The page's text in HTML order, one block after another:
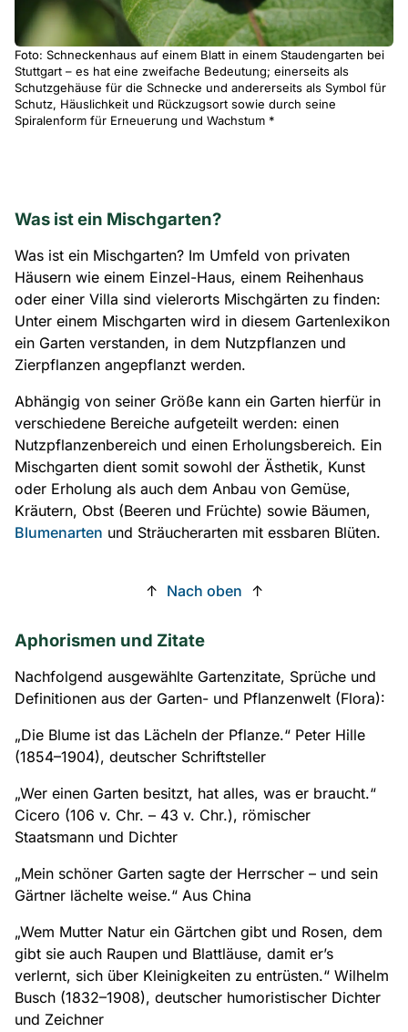
Foto: Schneckenhaus auf einem Blatt in einem Staudengarten bei
Stuttgart – es hat eine zweifache Bedeutung; einerseits als
Schutzgehäuse für die Schnecke und andererseits als Symbol für
Schutz, Häuslichkeit und Rückzugsort sowie durch seine
Spiralenform für Erneuerung und Wachstum *
Was ist ein Mischgarten?
Was ist ein Mischgarten? Im Umfeld von privaten
Häusern wie einem Einzel-Haus, einem Reihenhaus
oder einer Villa sind vielerorts Mischgärten zu finden:
Unter einem Mischgarten wird in diesem Gartenlexikon
ein Garten verstanden, in dem Nutzpflanzen und
Zierpflanzen angepflanzt werden.
Abhängig von seiner Größe kann ein Garten hierfür in
verschiedene Bereiche aufgeteilt werden: einen
Nutzpflanzenbereich und einen Erholungsbereich. Ein
Mischgarten dient somit sowohl der Ästhetik, Kunst
oder Erholung als auch dem Anbau von Gemüse,
Kräutern, Obst (Beeren und Früchte) sowie Bäumen,
Blumenarten und Sträucherarten mit essbaren Blüten.
↑ Nach oben ↑
Aphorismen und Zitate
Nachfolgend ausgewählte Gartenzitate, Sprüche und
Definitionen aus der Garten- und Pflanzenwelt (Flora):
„Die Blume ist das Lächeln der Pflanze.“ Peter Hille
(1854–1904), deutscher Schriftsteller
„Wer einen Garten besitzt, hat alles, was er braucht.“
Cicero (106 v. Chr. – 43 v. Chr.), römischer
Staatsmann und Dichter
„Mein schöner Garten sagte der Herrscher – und sein
Gärtner lächelte weise.“ Aus China
„Wem Mutter Natur ein Gärtchen gibt und Rosen, dem
gibt sie auch Raupen und Blattläuse, damit er’s
verlernt, sich über Kleinigkeiten zu entrüsten.“ Wilhelm
Busch (1832–1908), deutscher humoristischer Dichter
und Zeichner